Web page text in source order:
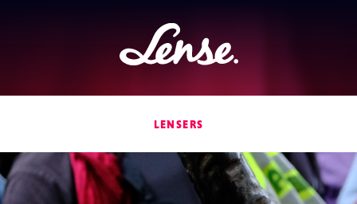
Lense
LENSERS